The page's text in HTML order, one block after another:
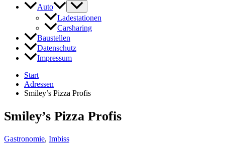
Auto
Ladestationen
Carsharing
Baustellen
Datenschutz
Impressum
Start
Adressen
Smiley’s Pizza Profis
Smiley’s Pizza Profis
Gastronomie, Imbiss